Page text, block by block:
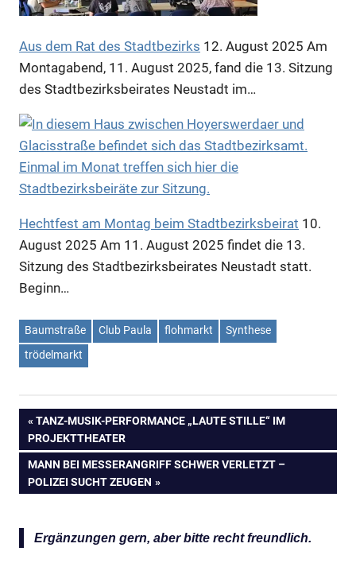
Anzeige
Anzeige
Anzeige
Aus dem Rat des Stadtbezirks 12. August 2025 Am
Montagabend, 11. August 2025, fand die 13. Sitzung
des Stadtbezirksbeirates Neustadt im…
Hechtfest am Montag beim Stadtbezirksbeirat 10.
August 2025 Am 11. August 2025 findet die 13.
Sitzung des Stadtbezirksbeirates Neustadt statt.
Beginn…
Baumstraße Club Paula flohmarkt
Synthese
trödelmarkt
Beitragsnavigation
VORHERIGER
BEITRAG:
TANZ-MUSIK-PERFORMANCE „LAUTE STILLE“ IM
PROJEKTTHEATER
NÄCHSTER
BEITRAG:
MANN BEI MESSERANGRIFF SCHWER VERLETZT –
POLIZEI SUCHT ZEUGEN
Ergänzungen gern, aber bitte recht freundlich.